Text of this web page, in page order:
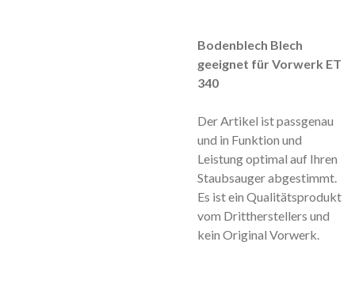
Bodenblech Blech
geeignet für Vorwerk ET
340
Der Artikel ist passgenau
und in Funktion und
Leistung optimal auf Ihren
Staubsauger abgestimmt.
Es ist ein Qualitätsprodukt
vom Drittherstellers und
kein Original Vorwerk.